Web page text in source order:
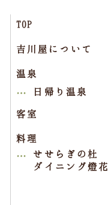
TOP
吉川屋について
温泉
日帰り温泉
客室
料理
せせらぎの杜
ダイニング燈花